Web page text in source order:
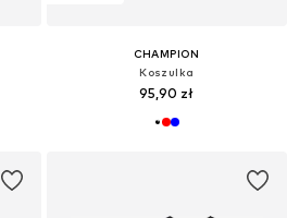
CHAMPION
Koszulka
95,90 zł